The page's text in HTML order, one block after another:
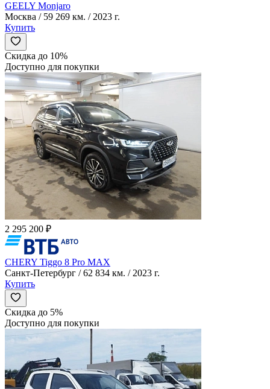
GEELY Monjaro
Москва / 59 269 км. / 2023 г.
Купить
Скидка до 10%
Доступно для покупки
2 295 200 ₽
CHERY Tiggo 8 Pro MAX
Санкт-Петербург / 62 834 км. / 2023 г.
Купить
Скидка до 5%
Доступно для покупки